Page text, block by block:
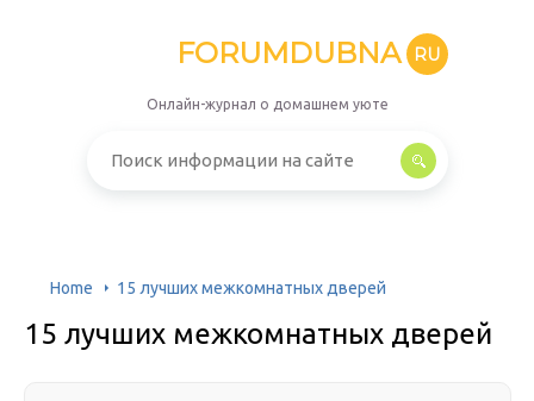
FORUMDUBNA RU
Онлайн-журнал о домашнем уюте
Home 15 лучших межкомнатных дверей
15 лучших межкомнатных дверей